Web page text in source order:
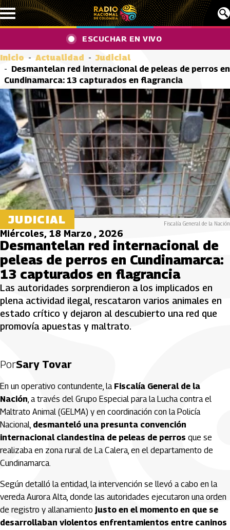
Pasar al contenido principal
ESCUCHAR EN VIVO
Inicio Actualidad
Judicial
Desmantelan red internacional de peleas de perros en
Cundinamarca: 13 capturados en flagrancia
JUDICIAL Fiscalía General de la Nación
Miércoles, 18 Marzo , 2026
Desmantelan red internacional de
peleas de perros en Cundinamarca:
13 capturados en flagrancia
Las autoridades sorprendieron a los implicados en
plena actividad ilegal, rescataron varios animales en
estado crítico y dejaron al descubierto una red que
promovía apuestas y maltrato.
PorSary Tovar
En un operativo contundente, la Fiscalía General de la
Nación, a través del Grupo Especial para la Lucha contra el
Maltrato Animal (GELMA) y en coordinación con la Policía
Nacional, desmanteló una presunta convención
internacional clandestina de peleas de perros que se
realizaba en zona rural de La Calera, en el departamento de
Cundinamarca.
Según detalló la entidad, la intervención se llevó a cabo en la
vereda Aurora Alta, donde las autoridades ejecutaron una orden
de registro y allanamiento justo en el momento en que se
desarrollaban violentos enfrentamientos entre caninos